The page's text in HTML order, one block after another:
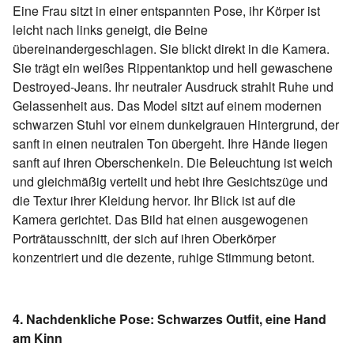
Eine Frau sitzt in einer entspannten Pose, ihr Körper ist
leicht nach links geneigt, die Beine
übereinandergeschlagen. Sie blickt direkt in die Kamera.
Sie trägt ein weißes Rippentanktop und hell gewaschene
Destroyed-Jeans. Ihr neutraler Ausdruck strahlt Ruhe und
Gelassenheit aus. Das Model sitzt auf einem modernen
schwarzen Stuhl vor einem dunkelgrauen Hintergrund, der
sanft in einen neutralen Ton übergeht. Ihre Hände liegen
sanft auf ihren Oberschenkeln. Die Beleuchtung ist weich
und gleichmäßig verteilt und hebt ihre Gesichtszüge und
die Textur ihrer Kleidung hervor. Ihr Blick ist auf die
Kamera gerichtet. Das Bild hat einen ausgewogenen
Porträtausschnitt, der sich auf ihren Oberkörper
konzentriert und die dezente, ruhige Stimmung betont.
4. Nachdenkliche Pose: Schwarzes Outfit, eine Hand
am Kinn